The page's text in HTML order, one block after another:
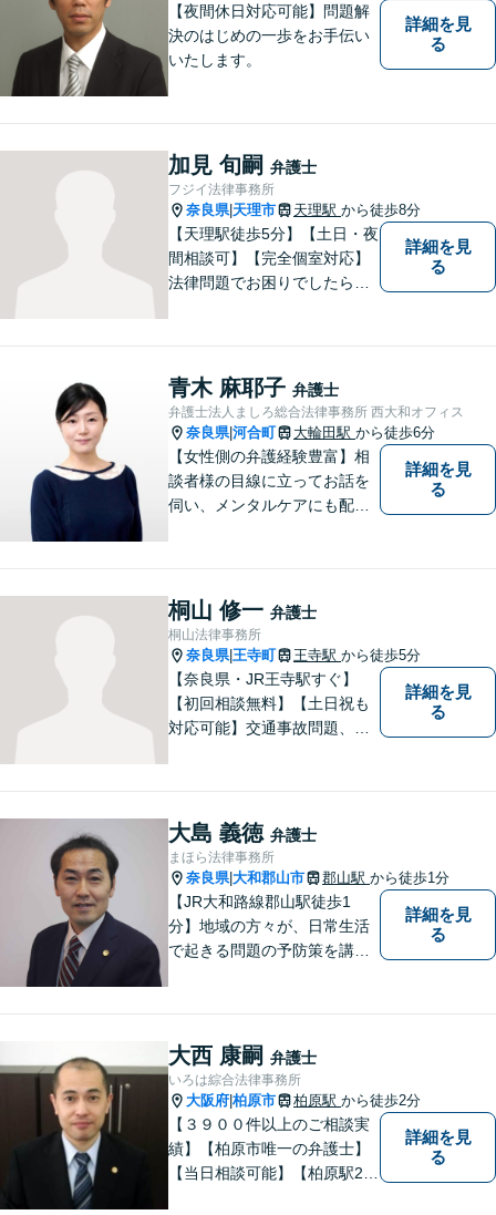
【夜間休日対応可能】問題解
決のはじめの一歩をお手伝い
いたします。
詳細を見
る
加見 旬嗣 弁護士
フジイ法律事務所
奈良県| 天理市 天理駅 から徒歩8分
【天理駅徒歩5分】【土日・夜
間相談可】【完全個室対応】
法律問題でお困りでしたらお
いたします。お早めのご相談
が納得のいく解決への第一歩
です。
詳細を見
る
青木 麻耶子 弁護士
弁護士法人ましろ総合法律事務所 西大和オフィス
奈良県|河合町 大輪田駅 から徒歩6分
【女性側の弁護経験豊富】相
談者様の目線に立ってお話を
伺い、メンタルケアにも配慮
策をご提案【LINE利用可】
【平日夜間、土日祝日、応相
談】
詳細を見
る
桐山 修一 弁護士
桐山法律事務所
奈良県|王寺町 王寺駅 から徒歩5分
【奈良県・JR王寺駅すぐ】
【初回相談無料】【土日祝も
対応可能】交通事故問題、遺
提供しています。
詳細を見
る
大島 義徳 弁護士
まほら法律事務所
奈良県|大和郡山市 郡山駅 から徒歩1分
【JR大和路線郡山駅徒歩1
分】地域の方々が、日常生活
で起きる問題の予防策を講じ
身近な弁護士を目指していま
す。
詳細を見
る
大西 康嗣 弁護士
いろは綜合法律事務所
大阪府 柏原市 柏原駅 から徒歩2分
【３９００件以上のご相談実
績】【柏原市唯一の弁護士】
【当日相談可能】【柏原駅2
詳細を見
る